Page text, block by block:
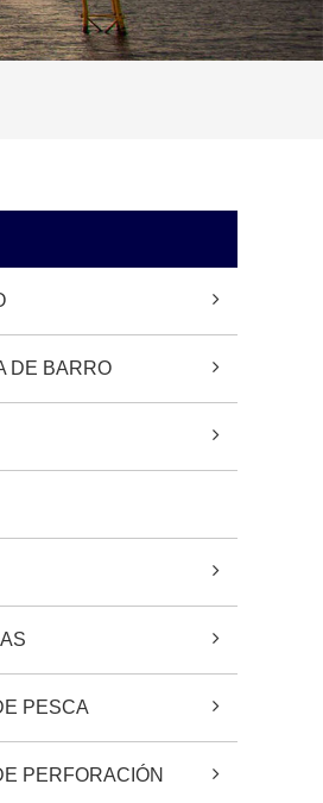
DE BARRO
PESCA
PERFORACIÓN